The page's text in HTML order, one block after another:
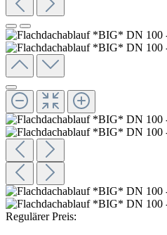
Regulärer Preis: